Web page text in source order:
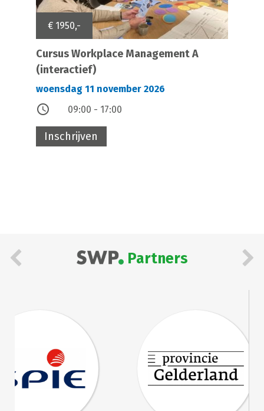
€ 1950,-
Cursus Workplace Management A
(interactief)
woensdag 11 november 2026
access_time 09:00 - 17:00
Inschrijven
Partners